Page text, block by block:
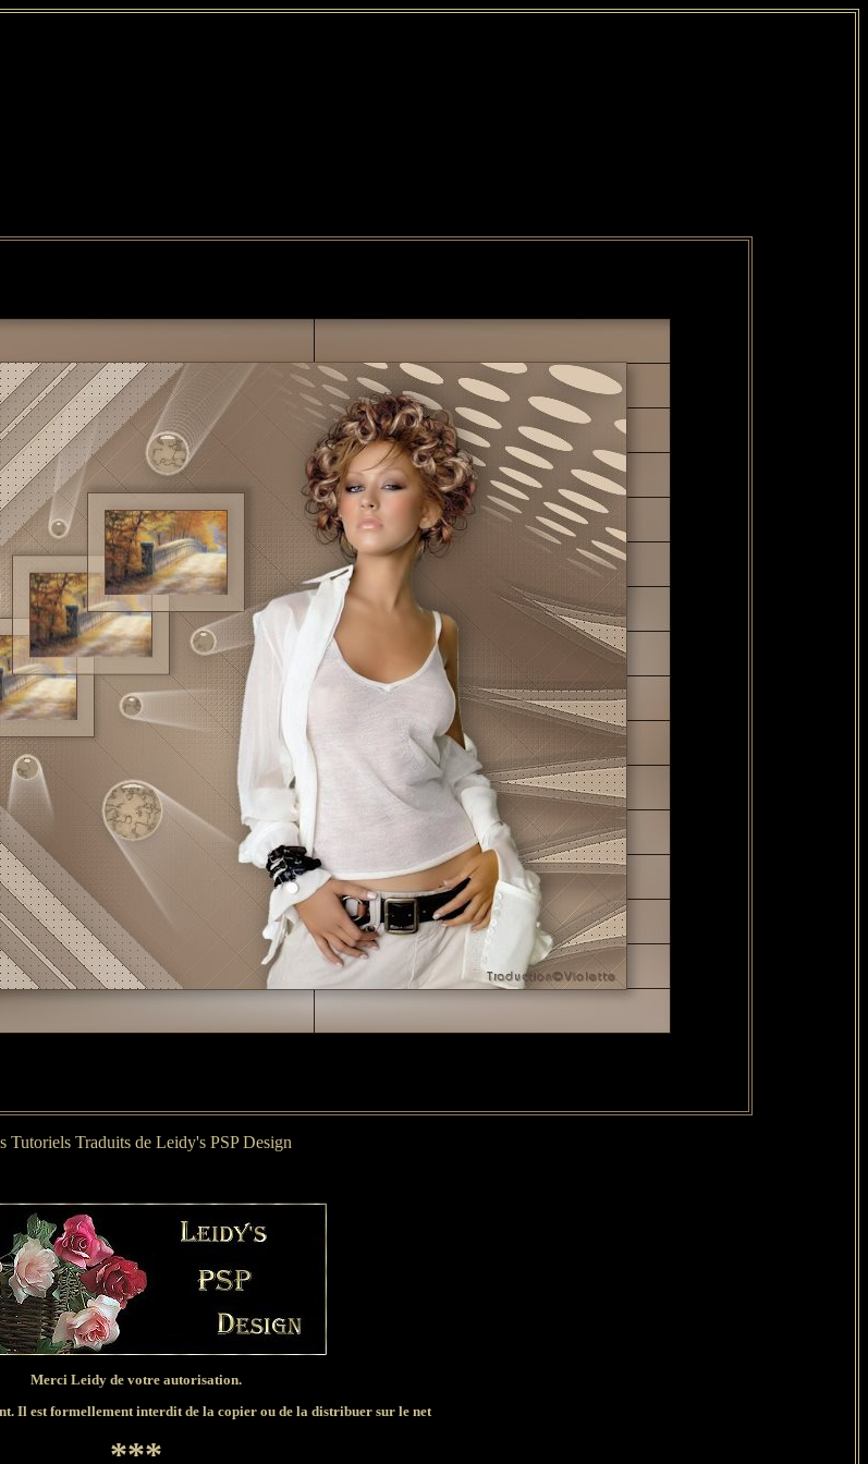
Tutoriels Traduits de Leidy's PSP Design
Merci Leidy de votre autorisation.
Il est formellement interdit de la copier ou de la distribuer sur le net
***